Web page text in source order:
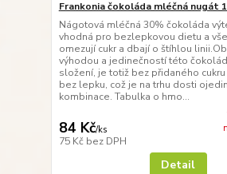
Frankonia čokoláda mléčná nugát
Nágotová mléčná 30% čokoláda
vhodná pro bezlepkovou dietu a
omezují cukr a dbají o štíhlou
výhodou a jedinečností této
složení, je totiž bez přidaného
bez lepku, což je na trhu dosti
kombinace. Tabulka o hmo...
84 Kč/ks
75 Kč bez DPH
Detail